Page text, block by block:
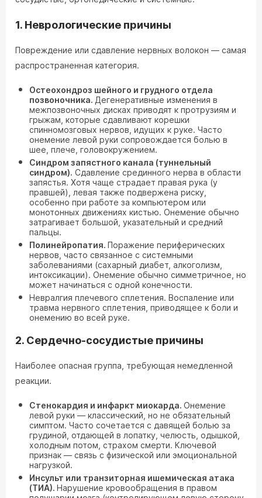
1. Неврологические причины
Повреждение или сдавление нервных волокон — самая
распространенная категория.
Остеохондроз шейного и грудного отдела
позвоночника. Дегенеративные изменения в
межпозвоночных дисках приводят к протрузиям и
грыжам, которые сдавливают корешки
спинномозговых нервов, идущих к руке. Часто
онемение левой руки сопровождается болью в
шее, плече, головокружением.
Синдром запястного канала (туннельный
синдром). Сдавление срединного нерва в области
запястья. Хотя чаще страдает правая рука (у
правшей), левая также подвержена риску,
особенно при работе за компьютером или
монотонных движениях кистью. Онемение обычно
затрагивает большой, указательный и средний
пальцы.
Полинейропатия. Поражение периферических
нервов, часто связанное с системными
заболеваниями (сахарный диабет, алкоголизм,
интоксикации). Онемение обычно симметричное, но
может начинаться с одной конечности.
Невралгия плечевого сплетения. Воспаление или
травма нервного сплетения, приводящее к боли и
онемению во всей руке.
2. Сердечно-сосудистые причины
Наиболее опасная группа, требующая немедленной
реакции.
Стенокардия и инфаркт миокарда. Онемение
левой руки — классический, но не обязательный
симптом. Часто сочетается с давящей болью за
грудиной, отдающей в лопатку, челюсть, одышкой,
холодным потом, страхом смерти. Ключевой
признак — связь с физической или эмоциональной
нагрузкой.
Инсульт или транзиторная ишемическая атака
(ТИА). Нарушение кровообращения в правом